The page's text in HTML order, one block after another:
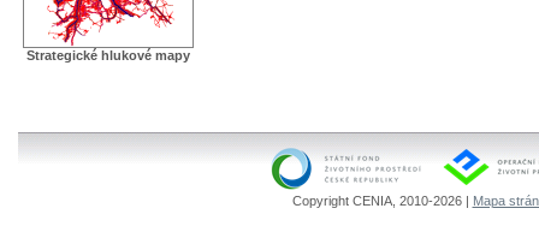
Strategické hlukové mapy
Copyright CENIA, 2010-2026 | Mapa